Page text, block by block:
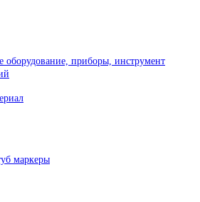
оборудование, приборы, инструмент
маркеры